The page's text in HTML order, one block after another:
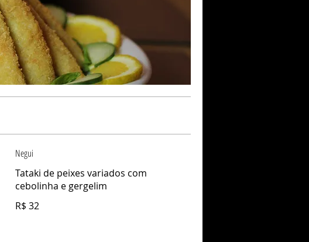
Negui
Tataki de peixes variados com
cebolinha e gergelim
R$ 32